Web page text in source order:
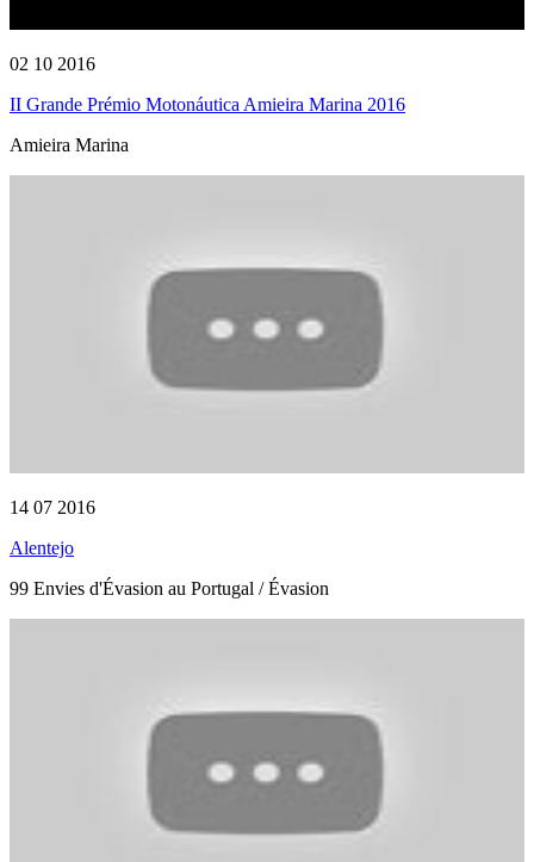
02 10 2016
II Grande Prémio Motonáutica Amieira Marina 2016
Amieira Marina
14 07 2016
Alentejo
99 Envies d'Évasion au Portugal / Évasion